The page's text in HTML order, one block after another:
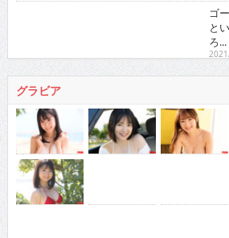
ゴー☆ジャス 『夢が叶うと
グラビア